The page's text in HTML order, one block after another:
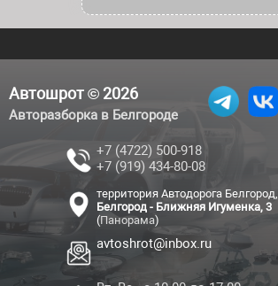
Автошрот © 2026
Авторазборка в Белгороде
+7 (4722) 500-918
+7 (919) 434-80-08
территория Автодорога Белгород,
Белгород - Ближняя Игуменка, 3
(Панорама)
avtoshrot@inbox.ru